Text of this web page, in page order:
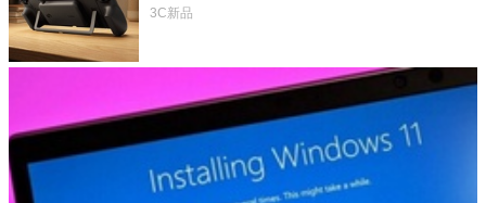
延長 1.5 倍
3C新品